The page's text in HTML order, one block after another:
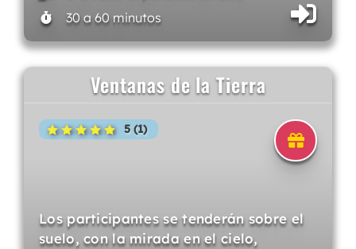
30 a 60 minutos
Ventanas de la Tierra
5 (1)
Los participantes se tenderán sobre el
suelo, con la mirada en el cielo,